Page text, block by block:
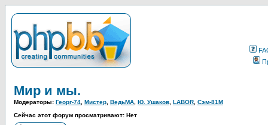
Мир и мы.
Модераторы: Георг-74 Мистер ВедьМА Ю. Ушаков LABOR Сэм-81М
Сейчас этот форум просматривают: Нет